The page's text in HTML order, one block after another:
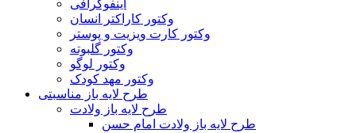
اینفوگرافی
وکتور کاراکتر انسان
وکتور کارت ویزیت و پوستر
وکتور گلبوته
وکتور لوگو
وکتور مهد کودک
طرح لایه باز مناسبتی
طرح لایه باز ولادت
طرح لایه باز ولادت امام حسن